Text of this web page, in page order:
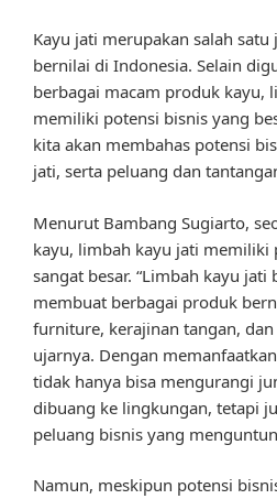
Kayu jati merupakan salah
bernilai di Indonesia. Selain
berbagai macam produk kayu,
memiliki potensi bisnis yang
kita akan membahas potensi
jati, serta peluang dan
Menurut Bambang Sugiarto,
kayu, limbah kayu jati memiliki
sangat besar. “Limbah kayu
membuat berbagai produk
furniture, kerajinan tangan, dan
ujarnya. Dengan
tidak hanya bisa mengurangi
dibuang ke lingkungan, tetapi
peluang bisnis yang
Namun, meskipun potensi